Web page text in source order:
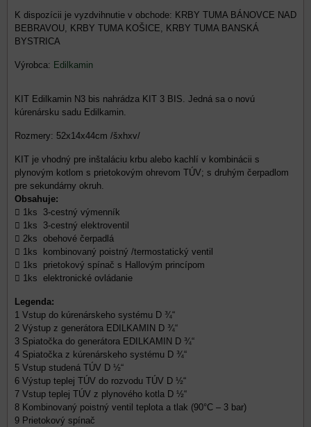
KRBY TUMA BÁNOVCE NAD
BEBRAVOU, KRBY TUMA KOŠICE, KRBY TUMA BANSKÁ
BYSTRICA
Výrobca: Edilkamin
KIT Edilkamin N3 bis nahrádza KIT 3 BIS. Jedná sa o novú
kúrenársku sadu Edilkamin.
Rozmery: 52x14x44cm /šxhxv/
KIT je vhodný pre inštaláciu krbu alebo kachlí v kombinácii s
plynovým kotlom s prietokovým ohrevom TÚV; s druhým čerpadlom
pre sekundárny okruh.
Obsahuje:
 1ks 3-cestný výmenník
 1ks 3-cestný elektroventil
 2ks obehové čerpadlá
 1ks kombinovaný poistný /termostatický ventil
 1ks prietokový spínač s Hallovým princípom
 1ks elektronické ovládanie
Legenda:
1 Vstup do kúrenárskeho systému D ¾“
2 Výstup z generátora EDILKAMIN D ¾“
3 Spiatočka do generátora EDILKAMIN D ¾“
4 Spiatočka z kúrenárskeho systému D ¾“
5 Vstup studená TÚV D ½“
6 Výstup teplej TÚV do rozvodu TÚV D ½“
7 Vstup teplej TÚV z plynového kotla D ½“
8 Kombinovaný poistný ventil teplota a tlak (90°C – 3 bar)
9 Prietokový spínač